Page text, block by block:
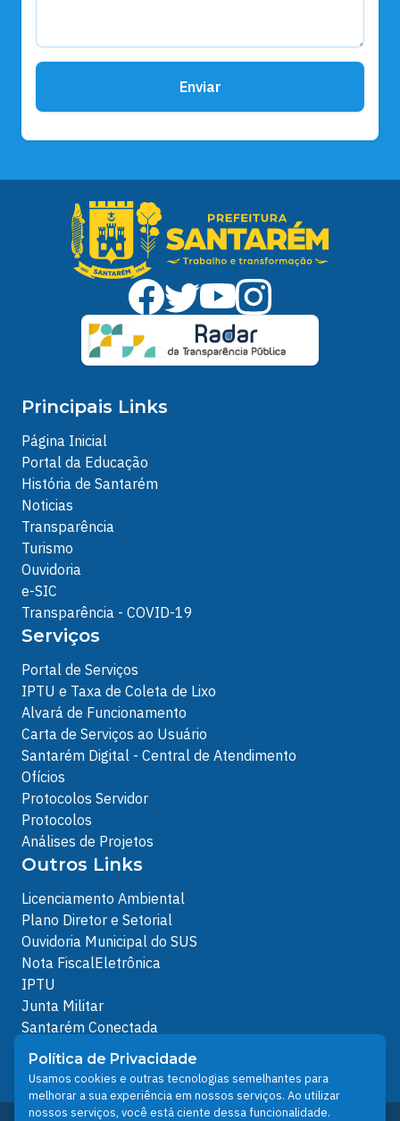
Enviar
Principais Links
Página Inicial
Portal da Educação
História de Santarém
Noticias
Transparência
Turismo
Ouvidoria
e-SIC
Transparência - COVID-19
Serviços
Portal de Serviços
IPTU e Taxa de Coleta de Lixo
Alvará de Funcionamento
Carta de Serviços ao Usuário
Santarém Digital - Central de Atendimento
Ofícios
Protocolos Servidor
Protocolos
Análises de Projetos
Outros Links
Licenciamento Ambiental
Plano Diretor e Setorial
Ouvidoria Municipal do SUS
Nota FiscalEletrônica
IPTU
Junta Militar
Santarém Conectada
Política de Privacidade
People illustrations by Storyset
Política de Privacidade
Usamos cookies e outras tecnologias semelhantes para
melhorar a sua experiência em nossos serviços. Ao utilizar
nossos serviços, você está ciente dessa funcionalidade.